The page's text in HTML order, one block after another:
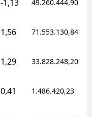
Kayseri
-1,13 49.260.444,90
1,56 71.553.130,84
1,29 33.828.248,20
0,41 1.486.420,23